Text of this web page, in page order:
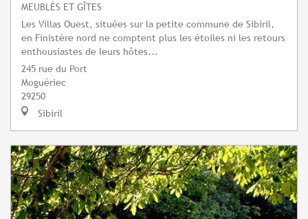
MEUBLÉS ET GÎTES
Les Villas Ouest, situées sur la petite commune de Sibiril,
en Finistère nord ne comptent plus les étoiles ni les retours
enthousiastes de leurs hôtes...
245 rue du Port
Moguériec
29250
Sibiril